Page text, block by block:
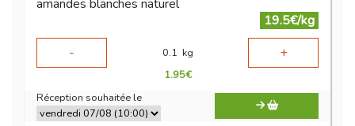
amandes blanches naturel
19.5€/kg
-
0.1 kg +
1.95€
Réception souhaitée le